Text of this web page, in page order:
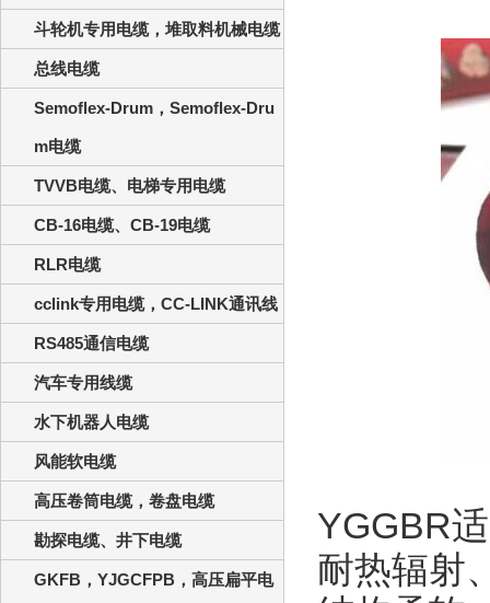
斗轮机专用电缆，堆取料机械电缆
总线电缆
Semoflex-Drum，Semoflex-Dru
m电缆
TVVB电缆、电梯专用电缆
CB-16电缆、CB-19电缆
RLR电缆
cclink专用电缆，CC-LINK通讯线
RS485通信电缆
汽车专用线缆
水下机器人电缆
风能软电缆
高压卷筒电缆，卷盘电缆
勘探电缆、井下电缆
GKFB，YJGCFPB，高压扁平电
YGGBR
耐热辐射